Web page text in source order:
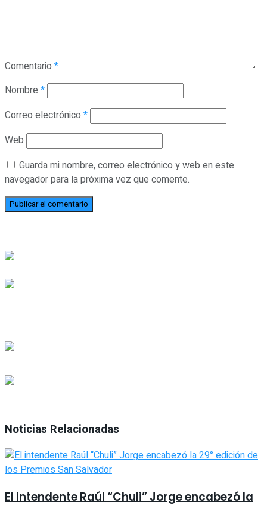
Comentario *
Nombre *
Correo electrónico *
Web
Guarda mi nombre, correo electrónico y web en este
navegador para la próxima vez que comente.
Noticias Relacionadas
El intendente Raúl “Chuli” Jorge encabezó la